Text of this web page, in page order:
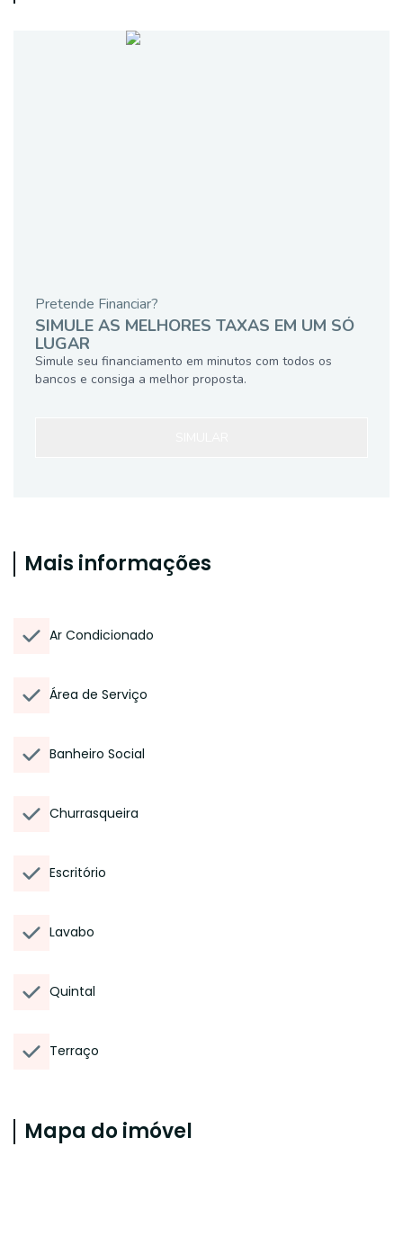
Pretende Financiar?
SIMULE AS MELHORES TAXAS EM UM SÓ
LUGAR
Simule seu financiamento em minutos com todos os
bancos e consiga a melhor proposta.
Mais informações
Ar Condicionado
Área de Serviço
Banheiro Social
Churrasqueira
Escritório
Lavabo
Quintal
Terraço
Mapa do imóvel